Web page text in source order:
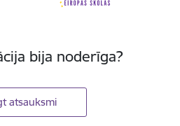
bija noderīga?
atsauksmi